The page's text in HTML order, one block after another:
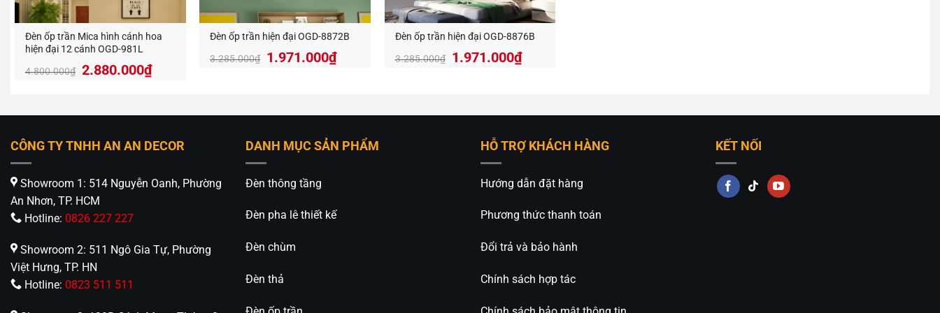
4. Ứng dụng
Đèn ốp trần Mica hình cánh hoa
hiện đại 12 cánh OGD-981L
4.800.000₫ Giá
4.800.000₫.
2.880.000₫Giá
hiện
là:
Đèn ốp trần hiện đại OGD-8872B
3.285.000₫
Giá
1.971.000₫Giá
1.971.000₫.
Đèn ốp trần hiện đại OGD-8876B
3.285.000₫
Giá
1.971.000₫Giá
hiện
1.971.000₫.
CÔNG TY TNHH AN AN DECOR
Showroom 1: 514 Nguyễn Oanh, Phường
An Nhơn, TP. HCM
Hotline: 0826 227 227
Showroom 2: 511 Ngô Gia Tự, Phường
Việt Hưng, TP. HN
Hotline: 0823 511 511
DANH MỤC SẢN PHẨM
Đèn thông tầng
Đèn pha lê thiết kế
Đèn chùm
Đèn thả
HỖ TRỢ KHÁCH HÀNG
Hướng dẫn đặt hàng
Phương thức thanh toán
Đổi trả và bảo hành
Chính sách hợp tác
KẾT NỐI